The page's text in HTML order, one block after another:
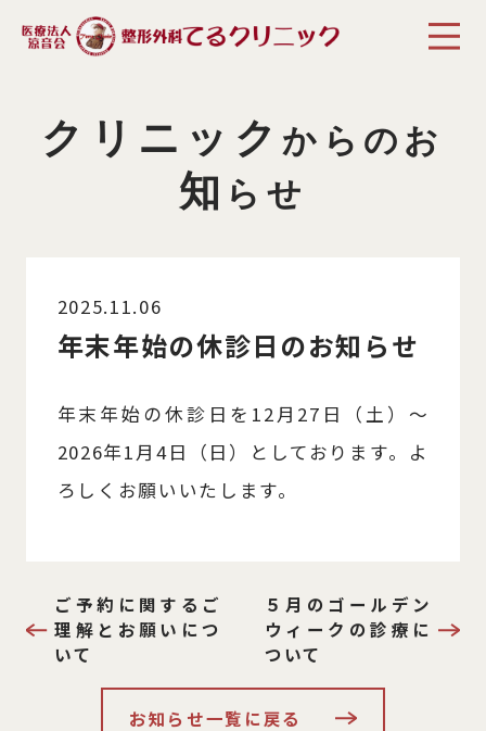
クリニック からのお
知 らせ
2025.11.06
年末年始の休診日のお知らせ
年末年始の休診日を12月27日（土）～
2026年1月4日（日）としております。よ
ろしくお願いいたします。
ご予約に関するご
理解とお願いにつ
いて
５月のゴールデン
ウィークの診療に
ついて
お知らせ一覧に戻る